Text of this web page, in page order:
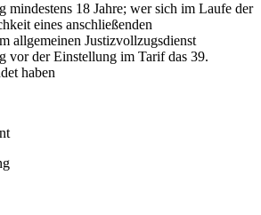
mindestens 18 Jahre; wer sich im Laufe der
eines anschließenden
allgemeinen Justizvollzugsdienst
vor der Einstellung im Tarif das 39.
haben